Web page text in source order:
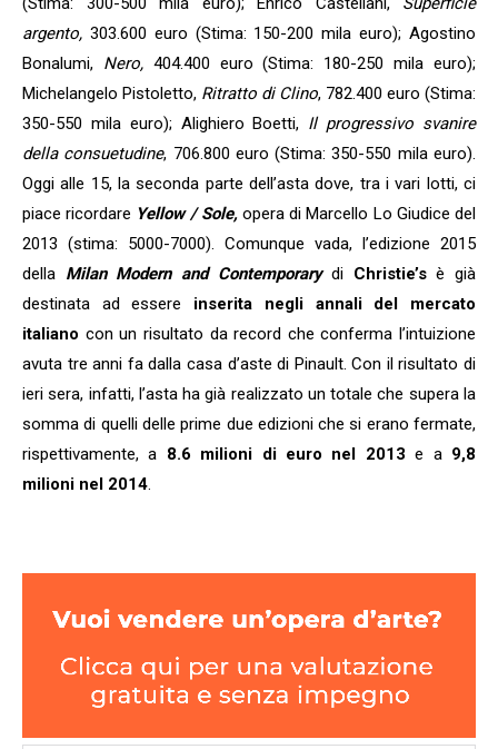
argento, 303.600 euro (Stima: 150-200 mila euro); Agostino
Bonalumi, Nero, 404.400 euro (Stima: 180-250 mila euro);
Michelangelo Pistoletto, Ritratto di Clino, 782.400 euro (Stima:
350-550 mila euro); Alighiero Boetti, Il progressivo svanire
della consuetudine, 706.800 euro (Stima: 350-550 mila euro).
Oggi alle 15, la seconda parte dell’asta dove, tra i vari lotti, ci
piace ricordare Yellow / Sole,opera di Marcello Lo Giudice del
2013 (stima: 5000-7000). Comunque vada, l’edizione 2015
della Milan Modern and Contemporarydi Christie’sè già
destinata ad essere inserita negli annali del mercato
italiano con un risultato da record che conferma l’intuizione
avuta tre anni fa dalla casa d’aste di Pinault. Con il risultato di
ieri sera, infatti, l’asta ha già realizzato un totale che supera la
somma di quelli delle prime due edizioni che si erano fermate,
rispettivamente, a 8.6 milioni di euro nel 2013e a9,8
milioni nel 2014